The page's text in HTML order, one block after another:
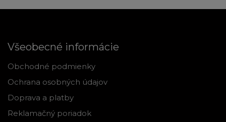
Všeobecné informácie
Obchodné podmienky
Ochrana osobných údajov
Doprava a platby
Reklamačný poriadok